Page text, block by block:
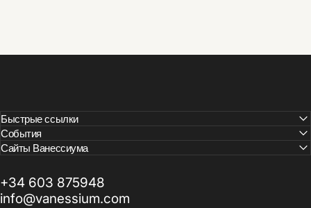
Быстрые ссылки
События
Сайты Ванессиума
+34 603 875948
info@vanessium.com